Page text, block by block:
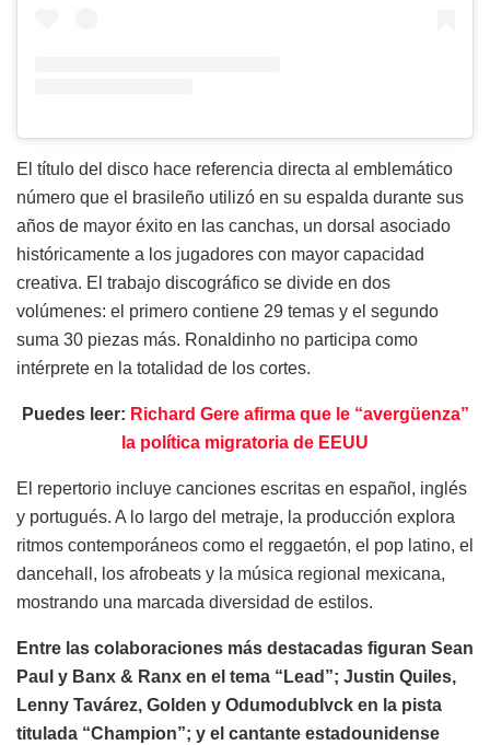
El título del disco hace referencia directa al emblemático
número que el brasileño utilizó en su espalda durante sus
años de mayor éxito en las canchas, un dorsal asociado
históricamente a los jugadores con mayor capacidad
creativa. El trabajo discográfico se divide en dos
volúmenes: el primero contiene 29 temas y el segundo
suma 30 piezas más. Ronaldinho no participa como
intérprete en la totalidad de los cortes.
Puedes leer: Richard Gere afirma que le “avergüenza”
la política migratoria de EEUU
El repertorio incluye canciones escritas en español, inglés
y portugués. A lo largo del metraje, la producción explora
ritmos contemporáneos como el reggaetón, el pop latino, el
dancehall, los afrobeats y la música regional mexicana,
mostrando una marcada diversidad de estilos.
Entre las colaboraciones más destacadas figuran Sean
Paul y Banx & Ranx en el tema “Lead”; Justin Quiles,
Lenny Tavárez, Golden y Odumodublvck en la pista
titulada “Champion”; y el cantante estadounidense